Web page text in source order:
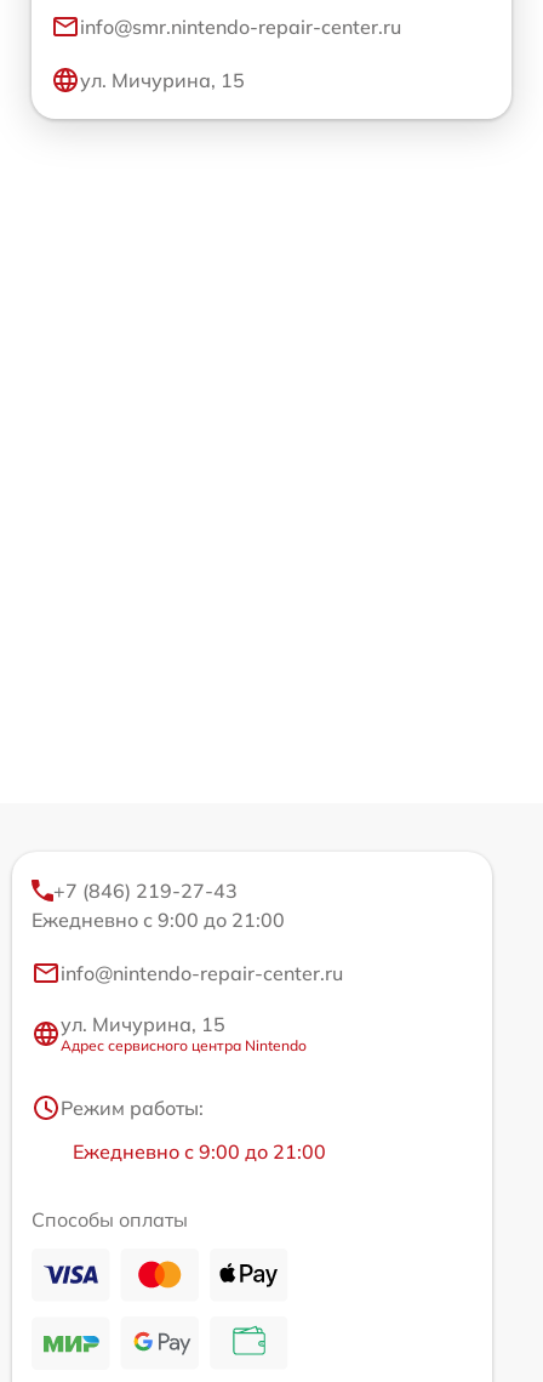
info@smr.nintendo-repair-center.ru
ул. Мичурина, 15
+7 (846) 219-27-43
Ежедневно с 9:00 до 21:00
info@nintendo-repair-center.ru
ул. Мичурина, 15
Адрес сервисного центра Nintendo
Режим работы:
Ежедневно с 9:00 до 21:00
Способы оплаты